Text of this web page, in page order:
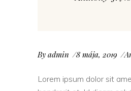
By admin 8 mája, 2019
Lorem ipsum dolor sit